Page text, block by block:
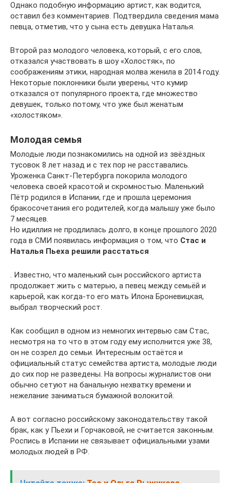
Однако подобную информацию артист, как водится,
оставил без комментариев. Подтвердила сведения мама
певца, отметив, что у сына есть девушка Наталья.
Второй раз молодого человека, который, с его слов,
отказался участвовать в шоу «Холостяк», по
соображениям этики, народная молва женила в 2014 году.
Некоторые поклонники были уверены, что кумир
отказался от популярного проекта, где множество
девушек, только потому, что уже был женатым
«холостяком».
Молодая семья
Молодые люди познакомились на одной из звёздных
тусовок 8 лет назад и с тех пор не расставались.
Уроженка Санкт-Петербурга покорила молодого
человека своей красотой и скромностью. Маленький
Пётр родился в Испании, где и прошла церемония
бракосочетания его родителей, когда малышу уже было
7 месяцев.
Но идиллия не продлилась долго, в конце прошлого 2020
года в СМИ появилась информация о том, что Стас и
Наталья Пьеха решили расстаться
. Известно, что маленький сын российского артиста
продолжает жить с матерью, а певец между семьёй и
карьерой, как когда-то его мать Илона Броневицкая,
выбрал творческий рост.
Как сообщил в одном из немногих интервью сам Стас,
несмотря на то что в этом году ему исполнится уже 38,
он не созрел до семьи. Интересным остаётся и
официальный статус семейства артиста, молодые люди
до сих пор не разведены. На вопросы журналистов они
обычно сетуют на банальную нехватку времени и
нежелание заниматься бумажной волокитой.
А вот согласно российскому законодательству такой
брак, как у Пьехи и Горчаковой, не считается законным.
Роспись в Испании не связывает официальными узами
молодых людей в РФ.